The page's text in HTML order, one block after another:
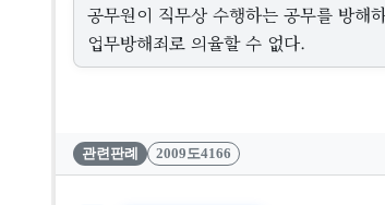
공무원이 직무상 수행하는 공무를 방해
업무방해죄로 의율할 수 없다.
관련판례 2009도4166